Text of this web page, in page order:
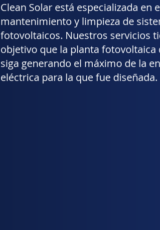
Clean Solar está especializada en
mantenimiento y limpieza de
fotovoltaicos. Nuestros servicios
objetivo que la planta fotovoltaica
siga generando el máximo de la
eléctrica para la que fue diseñada.